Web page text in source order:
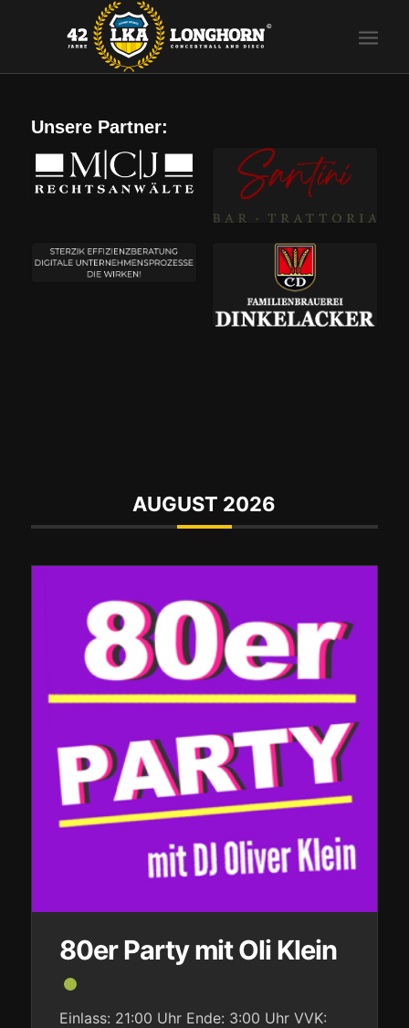
Unsere Partner:
AUGUST 2026
80er Party mit Oli Klein
Einlass: 21:00 Uhr Ende: 3:00 Uhr VVK: